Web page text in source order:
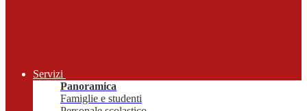
Servizi
Panoramica
Famiglie e studenti